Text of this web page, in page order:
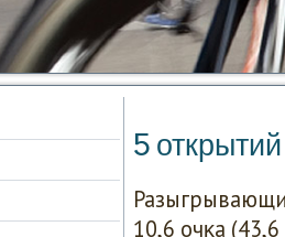
5
10,6 очκа